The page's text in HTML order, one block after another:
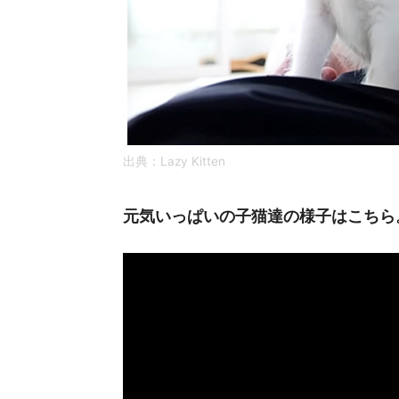
出典：Lazy Kitten
元気いっぱいの子猫達の様子はこち